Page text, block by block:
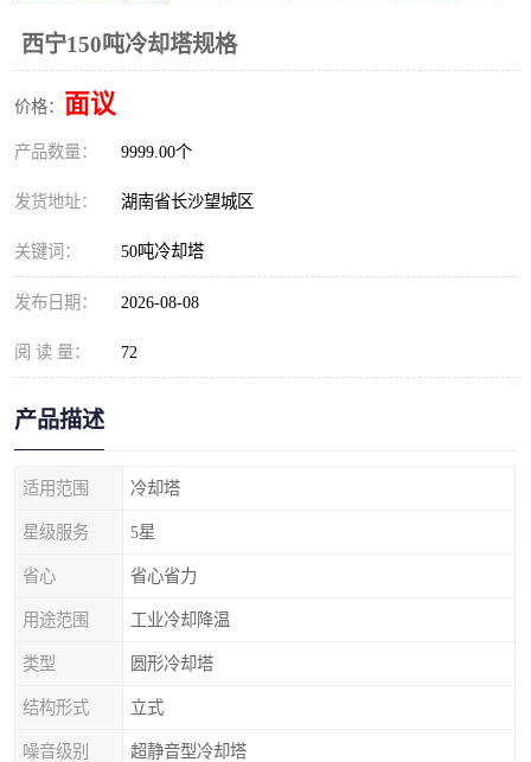
西宁150吨冷却塔规格
价格： 面议
产品数量： 9999.00个
发货地址： 湖南省长沙望城区
关键词： 50吨冷却塔
发布日期： 2026-08-08
阅 读 量： 72
产品描述
适用范围 冷却塔
星级服务 5星
省心 省心省力
用途范围 工业冷却降温
类型 圆形冷却塔
结构形式 立式
噪音级别 超静音型冷却塔